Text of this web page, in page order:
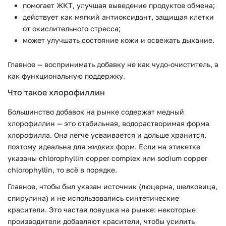
помогает ЖКТ, улучшая выведение продуктов обмена;
действует как мягкий антиоксидант, защищая клетки
от окислительного стресса;
может улучшать состояние кожи и освежать дыхание.
Главное — воспринимать добавку не как чудо-очиститель, а
как функциональную поддержку.
Что такое хлорофиллин
Большинство добавок на рынке содержат медный
хлорофиллин — это стабильная, водорастворимая форма
хлорофилла. Она легче усваивается и дольше хранится,
поэтому идеальна для жидких форм. Если на этикетке
указаны chlorophyllin copper complex или sodium copper
chlorophyllin, то всё в порядке.
Главное, чтобы был указан источник (люцерна, шелковица,
спирулина) и не использовались синтетические
красители. Это частая ловушка на рынке: некоторые
производители добавляют красители, чтобы усилить